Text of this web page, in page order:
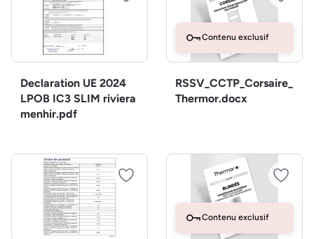
Declaration UE 2024
LPOB IC3 SLIM riviera
menhir.pdf
Contenu exclusif
RSSV_CCTP_Corsaire_
Thermor.docx
Contenu exclusif